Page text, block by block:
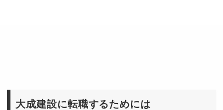
大成建設に転職するためには